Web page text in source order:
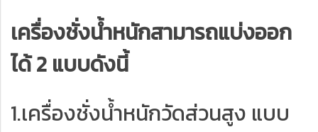
เครื่องชั่งน้ำหนักสามารถแบ่งออก
ได้ 2 แบบดังนี้
1.เครื่องชั่งน้ำหนักวัดส่วนสูง แบบ